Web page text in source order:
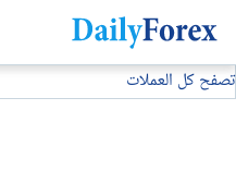
بيان إعلاني
تصفح كل العملات